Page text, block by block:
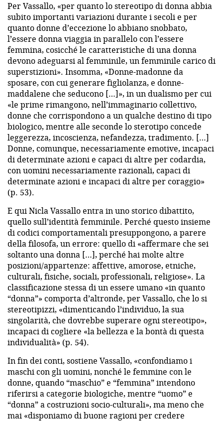
Per Vassallo, «per quanto lo stereotipo di donna abbia
subito importanti variazioni durante i secoli e per
quanto donne d’eccezione lo abbiano snobbato,
l’essere donna viaggia in parallelo con l’essere
femmina, cosicché le caratteristiche di una donna
devono adeguarsi al femminile, un femminile carico di
superstizioni». Insomma, «Donne-madonne da
sposare, con cui generare figliolanza, e donne-
maddalene che seducono […]», in un dualismo per cui
«le prime rimangono, nell’immaginario collettivo,
donne che corrispondono a un qualche destino di tipo
biologico, mentre alle seconde lo sterotipo concede
leggerezza, incoscienza, nefandezza, tradimento. […]
Donne, comunque, necessariamente emotive, incapaci
di determinate azioni e capaci di altre per codardia,
con uomini necessariamente razionali, capaci di
determinate azioni e incapaci di altre per coraggio»
(p. 53).
E qui Nicla Vassallo entra in uno storico dibattito,
quello sull’identità femminile. Perché questo insieme
di codici comportamentali presuppongono, a parere
della filosofa, un errore: quello di «affermare che sei
soltanto una donna […], perché hai molte altre
posizioni/appartenze: affettive, amorose, etniche,
culturali, fisiche, sociali, professionali, religiose». La
classificazione stessa di un essere umano «in quanto
“donna”» comporta d’altronde, per Vassallo, che lo si
stereotipizzi, «dimenticando l’individuo, la sua
singolarità, che dovrebbe superare ogni stereotipo»,
incapaci di cogliere «la bellezza e la bontà di questa
individualità» (p. 54).
In fin dei conti, sostiene Vassallo, «confondiamo i
maschi con gli uomini, nonché le femmine con le
donne, quando “maschio” e “femmina” intendono
riferirsi a categorie biologiche, mentre “uomo” e
“donna” a costruzioni socio-culturali», ma meno che
mai «disponiamo di buone ragioni per credere